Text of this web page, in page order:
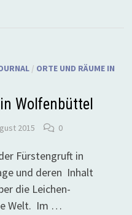
/ ORTE UND RÄUME IN
Wolfenbüttel
2015 0
Fürstengruft in
und deren Inhalt
die Leichen-
Welt. Im …